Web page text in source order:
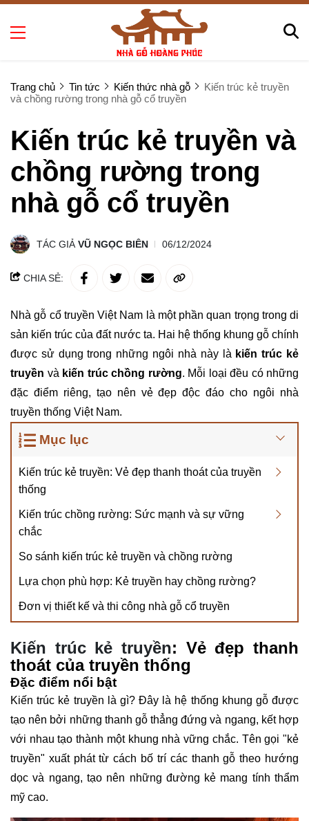
Trang chủ Tin tức Kiến thức nhà gỗ
Kiến trúc kẻ truyền
và chồng rường trong nhà gỗ cổ truyền
Kiến trúc kẻ truyền và
chồng rường trong
nhà gỗ cổ truyền
TÁC GIẢVŨ NGỌC BIÊN 06/12/2024
CHIA SẺ:
Nhà gỗ cổ truyền Việt Nam là một phần quan trọng trong di
sản kiến trúc của đất nước ta. Hai hệ thống khung gỗ chính
được sử dụng trong những ngôi nhà này là kiến trúc kẻ
truyền và kiến trúc chồng rường. Mỗi loại đều có những
đặc điểm riêng, tạo nên vẻ đẹp độc đáo cho ngôi nhà
truyền thống Việt Nam.
Mục lục
Kiến trúc kẻ truyền: Vẻ đẹp thanh thoát của truyền
thống
Kiến trúc chồng rường: Sức mạnh và sự vững
chắc
So sánh kiến trúc kẻ truyền và chồng rường
Lựa chọn phù hợp: Kẻ truyền hay chồng rường?
Đơn vị thiết kế và thi công nhà gỗ cổ truyền
Kiến trúc kẻ truyền: Vẻ đẹp thanh
thoát của truyền thống
Đặc điểm nổi bật
Kiến trúc kẻ truyền là gì? Đây là hệ thống khung gỗ được
tạo nên bởi những thanh gỗ thẳng đứng và ngang, kết hợp
với nhau tạo thành một khung nhà vững chắc. Tên gọi "kẻ
truyền" xuất phát từ cách bố trí các thanh gỗ theo hướng
dọc và ngang, tạo nên những đường kẻ mang tính thẩm
mỹ cao.